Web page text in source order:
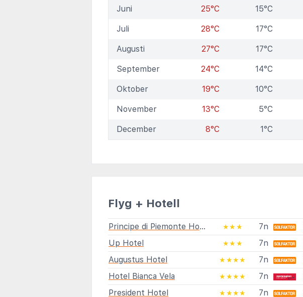
Juni 25°C 15°C
Juli 28°C 17°C
Augusti 27°C 17°C
September 24°C 14°C
Oktober 19°C 10°C
November 13°C 5°C
December 8°C 1°C
Flyg + Hotell
Principe di Piemonte Hotel ★★★ 7n
Up Hotel
★★★ 7n
Augustus Hotel
★★★★ 7n
Hotel Bianca Vela
★★★★ 7n
President Hotel
★★★★ 7n